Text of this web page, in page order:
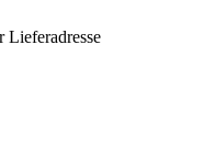
Lieferadresse